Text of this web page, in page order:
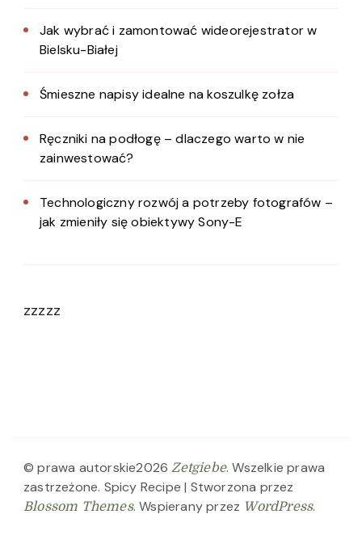
Jak wybrać i zamontować wideorejestrator w
Bielsku-Białej
Śmieszne napisy idealne na koszulkę zołza
Ręczniki na podłogę – dlaczego warto w nie
zainwestować?
Technologiczny rozwój a potrzeby fotografów –
jak zmieniły się obiektywy Sony-E
zzzzz
© prawa autorskie2026Zetgiebe. Wszelkie prawa
zastrzeżone. Spicy Recipe | Stworzona przez
Blossom Themes. Wspierany przez WordPress.